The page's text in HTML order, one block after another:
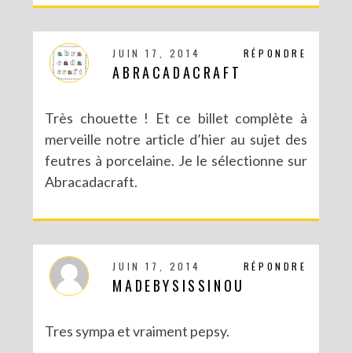
DIY : POTS À SUCCULENTES FURIEUSEMENT MARBRÉS (BATTLE #17)
DIY : UN COUCOU SUISSE DES TEMPS MODERNES
RÉPONDRE
JUIN 17, 2014
ABRACADACRAFT
Très chouette ! Et ce billet complète à
merveille notre article d’hier au sujet des
feutres à porcelaine. Je le sélectionne sur
Abracadacraft.
RÉPONDRE
JUIN 17, 2014
MADEBYSISSINOU
Tres sympa et vraiment pepsy.